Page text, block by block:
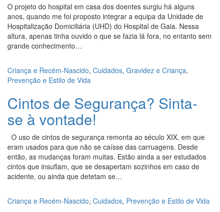
O projeto do hospital em casa dos doentes surgiu há alguns
anos, quando me foi proposto integrar a equipa da Unidade de
Hospitalização Domiciliária (UHD) do Hospital de Gaia. Nessa
altura, apenas tinha ouvido o que se fazia lá fora, no entanto sem
grande conhecimento…
Criança e Recém-Nascido, Cuidados, Gravidez e Criança,
Prevenção e Estilo de Vida
Cintos de Segurança? Sinta-
se à vontade!
O uso de cintos de segurança remonta ao século XIX, em que
eram usados para que não se caísse das carruagens. Desde
então, as mudanças foram muitas. Estão ainda a ser estudados
cintos que insuflam, que se desapertam sozinhos em caso de
acidente, ou ainda que detetam se…
Criança e Recém-Nascido, Cuidados, Prevenção e Estilo de Vida